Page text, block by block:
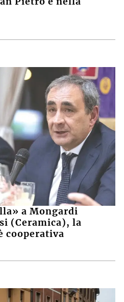
a Mongardi
(Ceramica), la
cooperativa